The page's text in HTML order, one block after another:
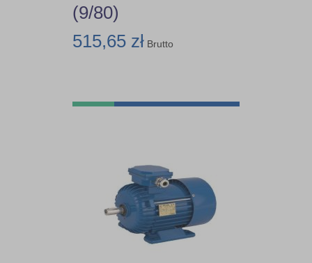
(9/80)
515,65 zł Brutto